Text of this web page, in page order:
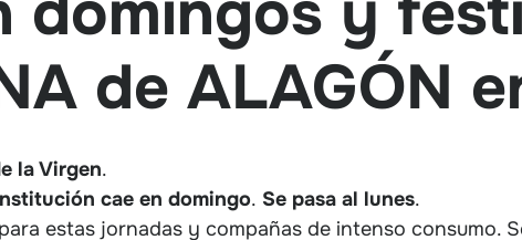
de ALAGÓN
la Virgen.
cae en domingo. Se pasa al lunes.
estas jornadas y compañas de intenso consumo.